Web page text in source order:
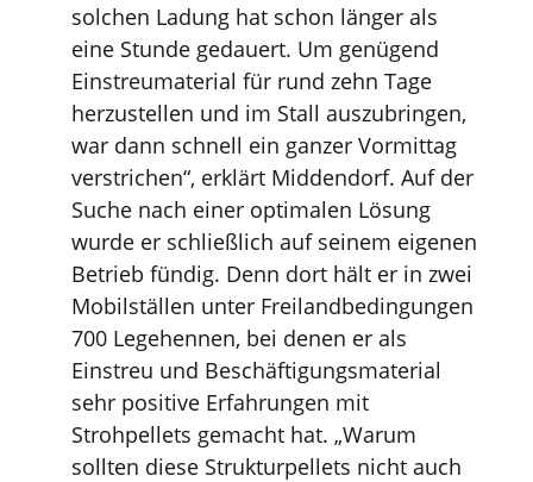
solchen Ladung hat schon länger als
eine Stunde gedauert. Um genügend
Einstreumaterial für rund zehn Tage
herzustellen und im Stall auszubringen,
war dann schnell ein ganzer Vormittag
verstrichen“, erklärt Middendorf. Auf der
Suche nach einer optimalen Lösung
wurde er schließlich auf seinem eigenen
Betrieb fündig. Denn dort hält er in zwei
Mobilställen unter Freilandbedingungen
700 Legehennen, bei denen er als
Einstreu und Beschäftigungsmaterial
sehr positive Erfahrungen mit
Strohpellets gemacht hat. „Warum
sollten diese Strukturpellets nicht auch